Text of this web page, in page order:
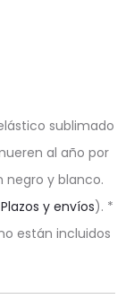
sublimado
al año por
negro y blanco.
Plazos y envíos). *
están incluidos